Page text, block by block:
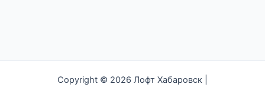
Copyright © 2026 Лофт Хабаровск |